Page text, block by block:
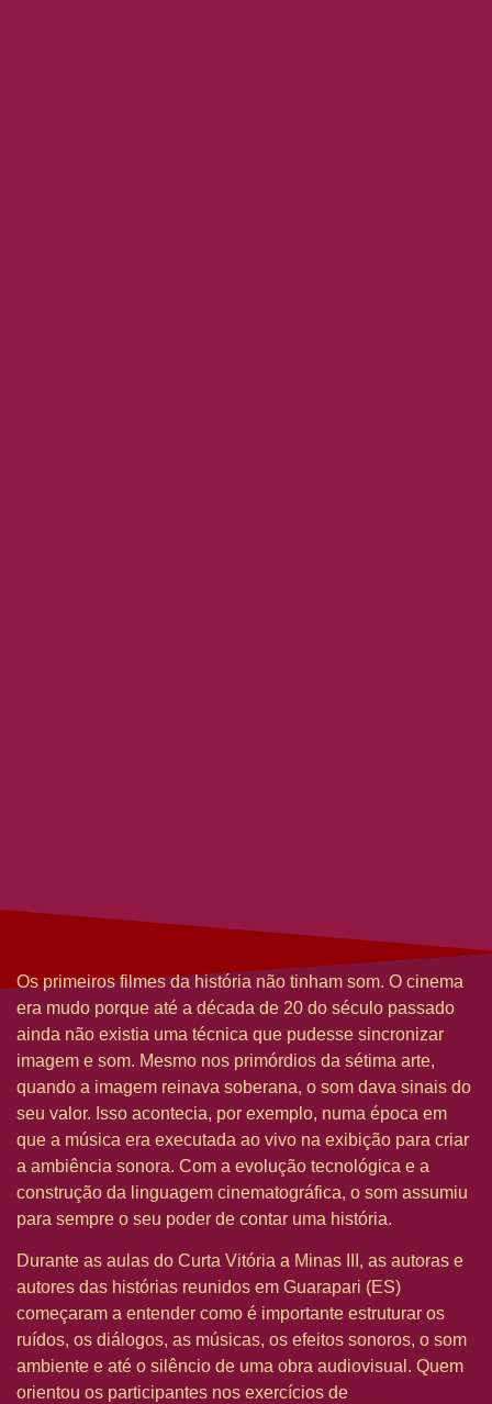
Os primeiros filmes da história não tinham som. O cinema
era mudo porque até a década de 20 do século passado
ainda não existia uma técnica que pudesse sincronizar
imagem e som. Mesmo nos primórdios da sétima arte,
quando a imagem reinava soberana, o som dava sinais do
seu valor. Isso acontecia, por exemplo, numa época em
que a música era executada ao vivo na exibição para criar
a ambiência sonora. Com a evolução tecnológica e a
construção da linguagem cinematográfica, o som assumiu
para sempre o seu poder de contar uma história.
Durante as aulas do Curta Vitória a Minas III, as autoras e
autores das histórias reunidos em Guarapari (ES)
começaram a entender como é importante estruturar os
ruídos, os diálogos, as músicas, os efeitos sonoros, o som
ambiente e até o silêncio de uma obra audiovisual. Quem
orientou os participantes nos exercícios de